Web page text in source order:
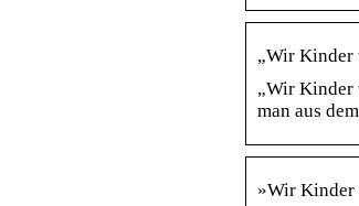
„Wir Kinder
„Wir Kinder
man aus
»Wir Kinder